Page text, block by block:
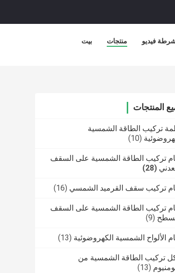
بيت منتجات فيديو
المنتجات
تركيب الطاقة الشمسية
(10)
تركيب الطاقة الشمسية على السقف
(28)
تركيب سقف القرميد الشمسي (16)
تركيب الطاقة الشمسية على السقف
(9)
الألواح الشمسية الكهروضوئية (13)
تركيب الطاقة الشمسية من
(13)